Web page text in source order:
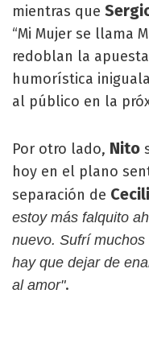
mientras que
“Mi Mujer se llama
redoblan la
humorística
al público en la
Por otro lado, Nito
hoy en el plano
separación de
estoy más falquito
nuevo. Sufrí
hay que dejar de
al amor".